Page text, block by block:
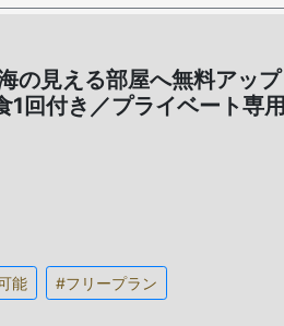
の見える部屋へ無料アップ
回付き／プライベート専用
能 #フリープラン